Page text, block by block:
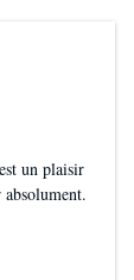
un plaisir